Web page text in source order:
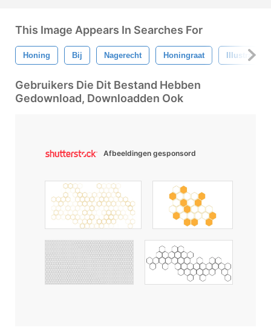
This Image Appears In Searches For
Honing Bij Nagerecht Honingraat Illustratie
Gebruikers Die Dit Bestand Hebben
Gedownload, Downloadden Ook
Afbeeldingen gesponsord